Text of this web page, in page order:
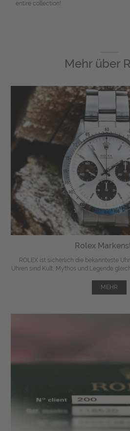
entire collection!
Mehr über
Rolex
ROLEX ist sicherlich die bekannteste
Uhren sind Kult, Mythos und Legende
MEHR